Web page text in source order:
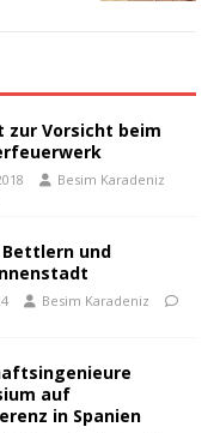
zur Vorsicht beim
Besim Karadeniz
und
Besim Karadeniz
auf
in Spanien